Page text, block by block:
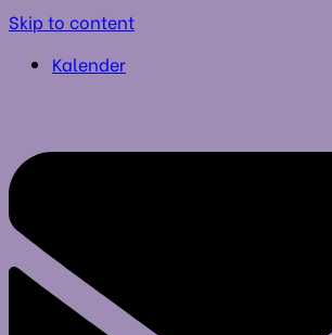
Skip to content
Kalender